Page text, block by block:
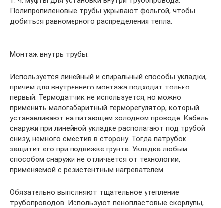
Полипропиленовые трубы укрывают фольгой, чтобы
добиться равномерного распределения тепла.
Монтаж внутрь трубы.
Используется линейный и спиральный способы укладки,
причем для внутреннего монтажа подходит только
первый. Термодатчик не используется, но можно
применить малогабаритный терморегулятор, который
устанавливают на питающем холодном проводе. Кабель
снаружи при линейной укладке располагают под трубой
снизу, немного сместив в сторону. Тогда патрубок
защитит его при подвижке грунта. Укладка любым
способом снаружи не отличается от технологии,
применяемой с резистентным нагревателем.
Обязательно выполняют тщательное утепление
трубопроводов. Используют пенопластовые скорлупы,